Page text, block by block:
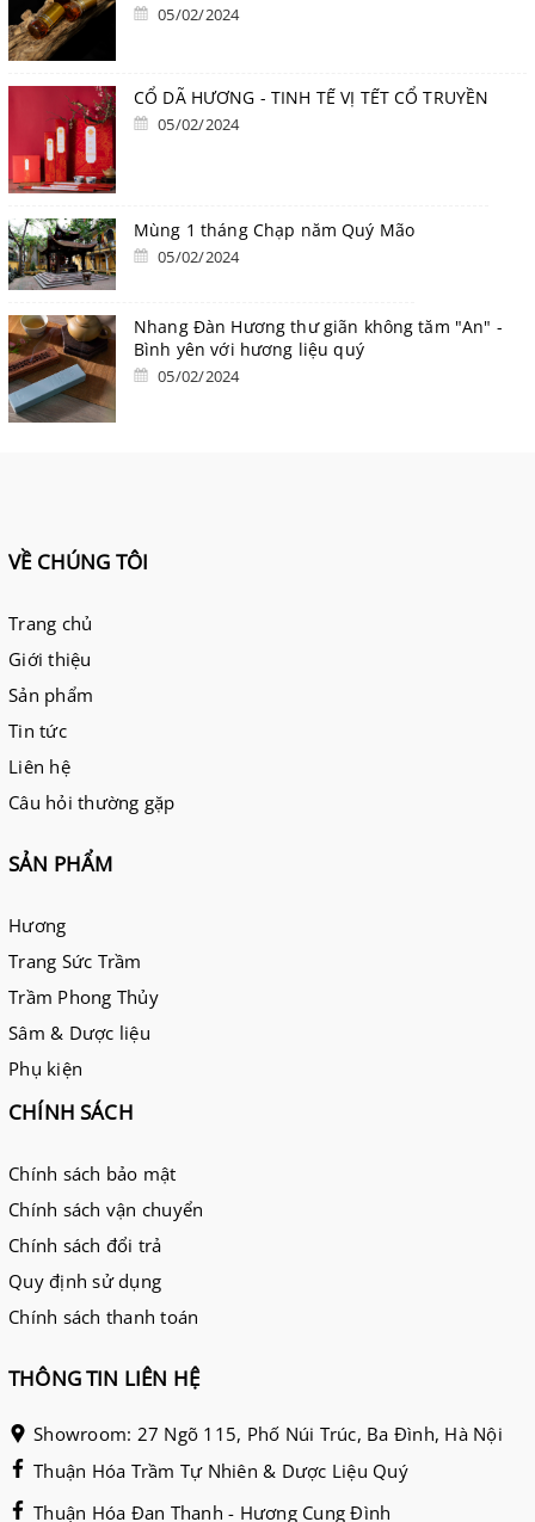
05/02/2024
CỔ DÃ HƯƠNG - TINH TẾ VỊ TẾT CỔ TRUYỀN
05/02/2024
Mùng 1 tháng Chạp năm Quý Mão
05/02/2024
Nhang Đàn Hương thư giãn không tăm "An" -
Bình yên với hương liệu quý
05/02/2024
VỀ CHÚNG TÔI
Trang chủ
Giới thiệu
Sản phẩm
Tin tức
Liên hệ
Câu hỏi thường gặp
SẢN PHẨM
Hương
Trang Sức Trầm
Trầm Phong Thủy
Sâm & Dược liệu
Phụ kiện
CHÍNH SÁCH
Chính sách bảo mật
Chính sách vận chuyển
Chính sách đổi trả
Quy định sử dụng
Chính sách thanh toán
THÔNG TIN LIÊN HỆ
Showroom: 27 Ngõ 115, Phố Núi Trúc, Ba Đình, Hà Nội
Thuận Hóa Trầm Tự Nhiên & Dược Liệu Quý
Thuận Hóa Đan Thanh - Hương Cung Đình